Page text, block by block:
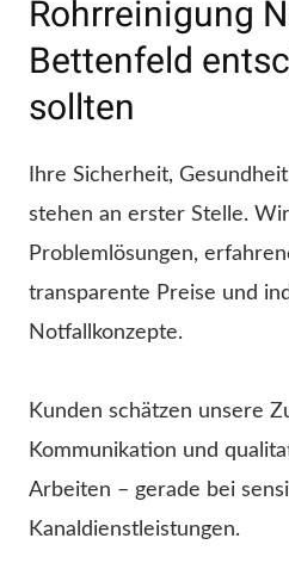
Rohrreinigung
Bettenfeld
sollten
Ihre Sicherheit,
stehen an erster Stelle.
Problemlösungen,
transparente Preise und
Notfallkonzepte.
Kunden schätzen unsere
Kommunikation und
Arbeiten – gerade bei
Kanaldienstleistungen.